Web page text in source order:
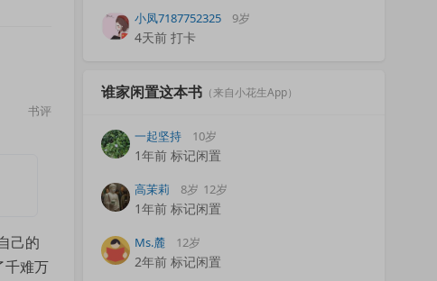
书评
己的
千难万
小凤7187752325 9岁
4天前 打卡
谁家闲置这本书 （来自小花生App）
一起坚持 10岁
1年前 标记闲置
高茉莉 8岁 12岁
1年前 标记闲置
Ms.麓 12岁
2年前 标记闲置